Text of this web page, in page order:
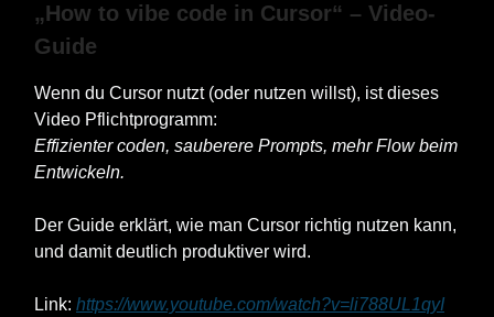
„How to vibe code in Cursor“ – Video-
Guide
Wenn du Cursor nutzt (oder nutzen willst), ist dieses
Video Pflichtprogramm:
Effizienter coden, sauberere Prompts, mehr Flow beim
Entwickeln.
Der Guide erklärt, wie man Cursor richtig nutzen kann,
und damit deutlich produktiver wird.
Link: https://www.youtube.com/watch?v=li788UL1qyI